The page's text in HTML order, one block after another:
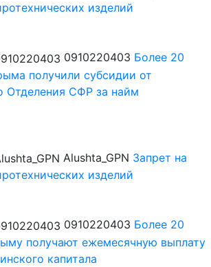
изделий
0910220403 Более 20
получили субсидии от
Отделения СФР за найм
Alushta_GPN Запрет на
изделий
0910220403 Более 20
получают ежемесячную выплату
капитала